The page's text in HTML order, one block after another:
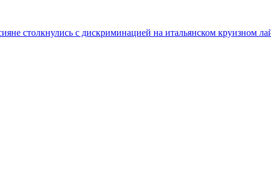
столкнулись с дискриминацией на итальянском круизном